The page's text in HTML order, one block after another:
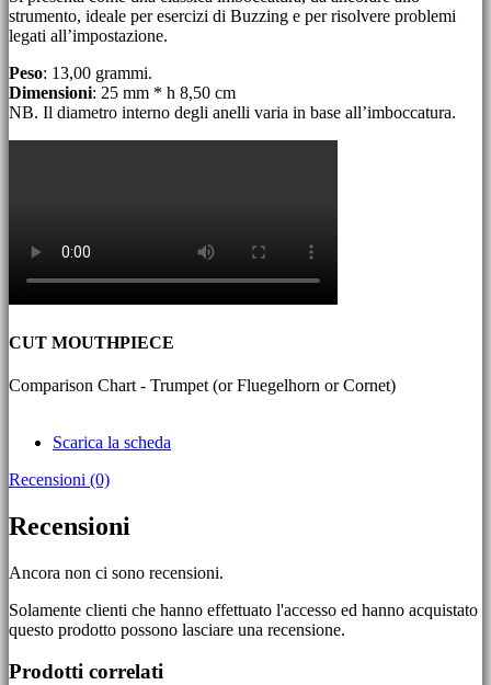
strumento, ideale per esercizi di Buzzing e per risolvere problemi
legati all’impostazione.
Peso: 13,00 grammi.
Dimensioni: 25 mm * h 8,50 cm
NB. Il diametro interno degli anelli varia in base all’imboccatura.
CUT MOUTHPIECE
Comparison Chart - Trumpet (or Fluegelhorn or Cornet)
Scarica la scheda
Recensioni (0)
Recensioni
Ancora non ci sono recensioni.
Solamente clienti che hanno effettuato l'accesso ed hanno acquistato
questo prodotto possono lasciare una recensione.
Prodotti correlati